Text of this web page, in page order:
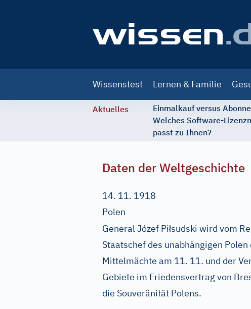
navigation
Wissenstest Lernen & Familie
Aktuelles
Einmalkauf versus
Welches Software-
passt zu Ihnen?
Daten der Weltgeschichte
14. 11. 1918
Polen
General Józef Piłsudski wird vom
Staatschef des unabhängigen
Mittelmächte am 11. 11. und der
Gebiete im Friedensvertrag von
die Souveränität Polens.